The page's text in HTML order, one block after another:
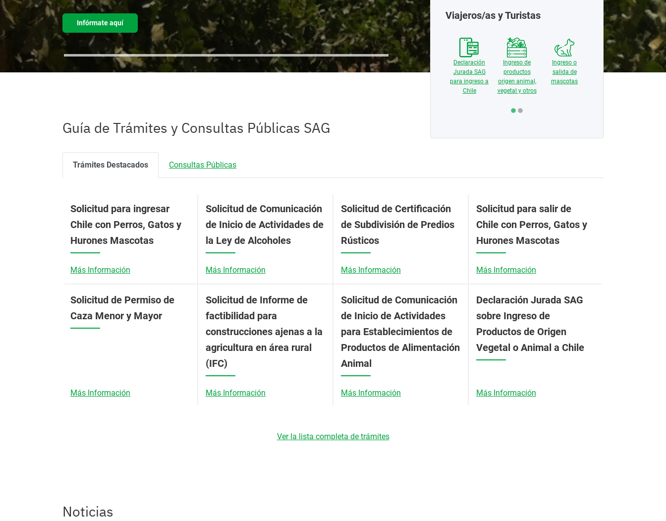
Infórmate aquí
Viajeros/as y Turistas
Ingreso o
salida de
fronterizos y
Declaración
Jurada SAG
Ingreso de
productos
Ingreso o
salida de
Controles
fronterizos y
medios de
Declaración
Jurada SAG
para ingreso a
Chile
Ingreso de
productos
origen animal,
vegetal y otros
Ingreso o
salida de
mascotas
Controles
fronterizos y
medios de
Jurada
Guía de Trámites y Consultas Públicas SAG
Trámites Destacados Consultas Públicas
Solicitud para ingresar
Chile con Perros, Gatos y
Hurones Mascotas
Más Información
Solicitud de Comunicación
de Inicio de Actividades de
la Ley de Alcoholes
Más Información
Solicitud de Certificación
de Subdivisión de Predios
Rústicos
Más Información
Solicitud para salir de
Chile con Perros, Gatos y
Hurones Mascotas
Más Información
Solicitud de Permiso de
Caza Menor y Mayor
Más Información
Solicitud de Informe de
factibilidad para
construcciones ajenas a la
agricultura en área rural
(IFC)
Más Información
Solicitud de Comunicación
de Inicio de Actividades
para Establecimientos de
Productos de Alimentación
Animal
Más Información
Declaración Jurada SAG
sobre Ingreso de
Productos de Origen
Vegetal o Animal a Chile
Más Información
Ver la lista completa de trámites
Noticias